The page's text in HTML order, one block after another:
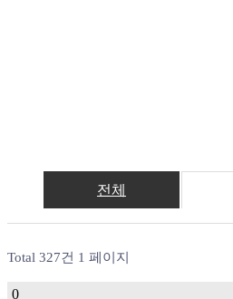
전체
Total 327건 1 페이지
0